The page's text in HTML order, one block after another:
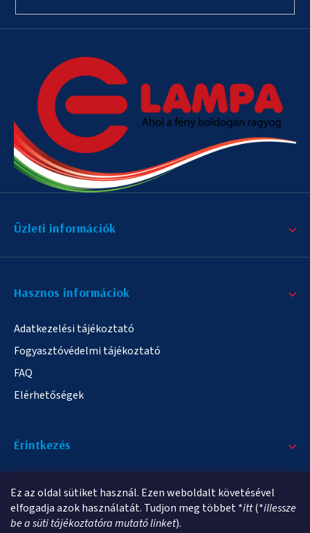
Ez az oldal sütiket használ. Ezen weboldalt követésével
elfogadja azok használatát. Tudjon meg többet *itt(*illessze
be a süti tájékoztatóra mutató linket).
Üzleti információk
Hasznos informáciok
Adatkezelési tájékoztató
Fogyasztóvédelmi tájékoztató
FAQ
Elérhetőségek
Érintkezés
info@elampa.hu